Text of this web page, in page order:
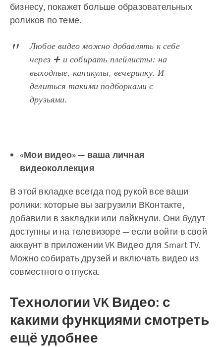
бизнесу, покажет больше образовательных
роликов по теме.
Любое видео можно добавлять к себе
через ➕ и собирать плейлисты: на
выходные, каникулы, вечеринку. И
делиться такими подборками с
друзьями.
«Мои видео» — ваша личная
видеоколлекция
В этой вкладке всегда под рукой все ваши
ролики: которые вы загрузили ВКонтакте,
добавили в закладки или лайкнули. Они будут
доступны и на телевизоре — если войти в свой
аккаунт в приложении VK Видео для Smart TV.
Можно собирать друзей и включать видео из
совместного отпуска.
Технологии VK Видео: с
какими функциями смотреть
ещё удобнее